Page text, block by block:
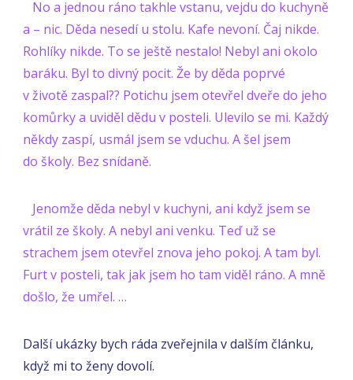
No a jednou ráno takhle vstanu, vejdu do kuchyně
a – nic. Děda nesedí u stolu. Kafe nevoní. Čaj nikde.
Rohlíky nikde. To se ještě nestalo! Nebyl ani okolo
baráku. Byl to divný pocit. Že by děda poprvé
v životě zaspal?? Potichu jsem otevřel dveře do jeho
komůrky a uviděl dědu v posteli. Ulevilo se mi. Každý
někdy zaspí, usmál jsem se vduchu. A šel jsem
do školy. Bez snídaně.
Jenomže děda nebyl v kuchyni, ani když jsem se
vrátil ze školy. A nebyl ani venku. Teď už se
strachem jsem otevřel znova jeho pokoj. A tam byl.
Furt v posteli, tak jak jsem ho tam viděl ráno. A mně
došlo, že umřel. …
Další ukázky bych ráda zveřejnila v dalším článku,
když mi to ženy dovolí.